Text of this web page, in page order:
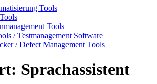
Tools
Tools
/ Testmanagement Software
/ Defect Management Tools
Sprachassistent